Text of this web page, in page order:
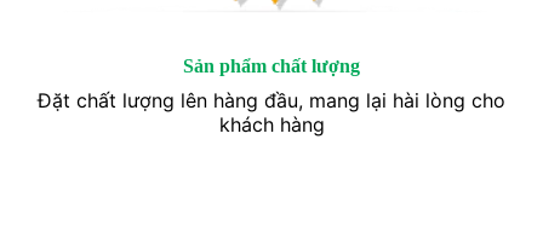
Sản phẩm chất lượng
Đặt chất lượng lên hàng đầu, mang lại hài lòng cho
khách hàng